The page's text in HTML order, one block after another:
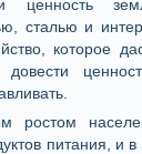
ценность
сталью и
которое
довести
ростом
питания, и